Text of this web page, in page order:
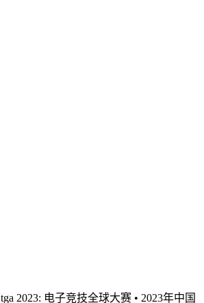
tga 2023: 电子竞技全球大赛 • 2023年中国